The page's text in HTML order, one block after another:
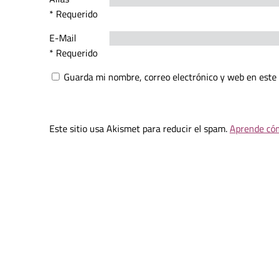
* Requerido
E-Mail
* Requerido
Guarda mi nombre, correo electrónico y web en
Este sitio usa Akismet para reducir el spam.Aprende